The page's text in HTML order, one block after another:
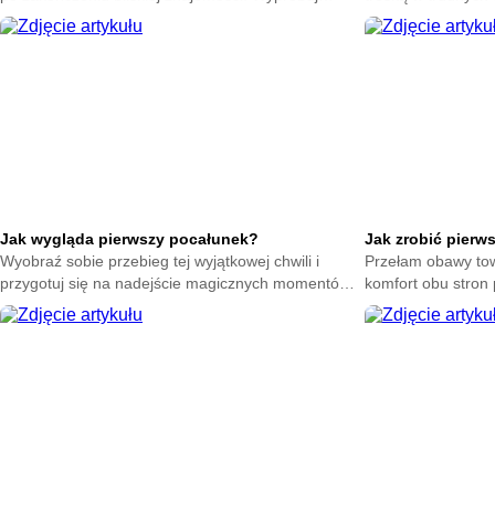
skuteczne techniki na poprawę nastroju każdego
dnia.
sposoby na
Jak wygląda pierwszy pocałunek?
Wyobraź sobie przebieg tej wyjątkowej chwili i
przygotuj się na nadejście magicznych momentów.
Zrozum naturę intymnych gestów bez zbędnego
stresu.
Jak zrobić
Przełam obawy
komfort obu stron
Poczuj spokój